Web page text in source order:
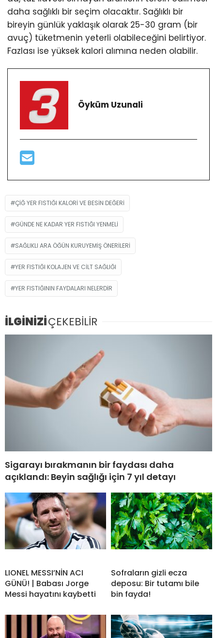
daha sağlıklı bir seçim olacaktır. Sağlıklı bir
bireyin günlük yaklaşık olarak 25-30 gram (bir
avuç) tüketmenin yeterli olabileceğini belirtiyor.
Fazlası ise yüksek kalori alımına neden olabilir.
Öyküm Uzunali
ÇIĞ YER FISTIĞI KALORI VE BESIN DEĞERI
GÜNDE NE KADAR YER FISTIĞI YENMELI
SAĞLIKLI ARA ÖĞÜN KURUYEMIŞ ÖNERILERI
YER FISTIĞI KOLAJEN VE CILT SAĞLIĞI
YER FISTIĞININ FAYDALARI NELERDIR
İLGİNİZİÇEKEBİLİR
Sigarayı bırakmanın bir faydası daha
açıklandı: Beyin sağlığı için 7 yıl detayı
LIONEL MESSI’NİN ACI
GÜNÜ! | Babası Jorge
Messi hayatını kaybetti
Sofraların gizli ecza
deposu: Bir tutamı bile
bin fayda!